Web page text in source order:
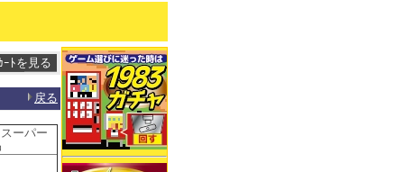
戻る
ーパー